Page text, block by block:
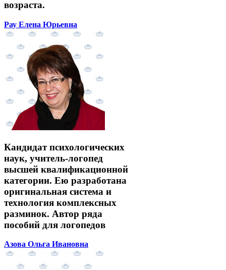
возраста.
Рау Елена Юрьевна
Кандидат психологических
наук, учитель-логопед
высшей квалификационной
категории. Ею разработана
оригинальная система и
технология комплексных
разминок. Автор ряда
пособий для логопедов
Азова Ольга Ивановна